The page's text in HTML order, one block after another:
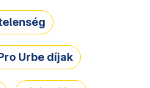
Urbe díjak